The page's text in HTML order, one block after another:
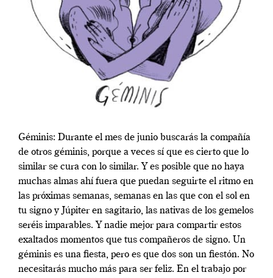
Géminis: Durante el mes de junio buscarás la compañía
de otros géminis, porque a veces sí que es cierto que lo
similar se cura con lo similar. Y es posible que no haya
muchas almas ahí fuera que puedan seguirte el ritmo en
las próximas semanas, semanas en las que con el sol en
tu signo y Júpiter en sagitario, las nativas de los gemelos
seréis imparables. Y nadie mejor para compartir estos
exaltados momentos que tus compañeros de signo. Un
géminis es una fiesta, pero es que dos son un fiestón. No
necesitarás mucho más para ser feliz. En el trabajo por